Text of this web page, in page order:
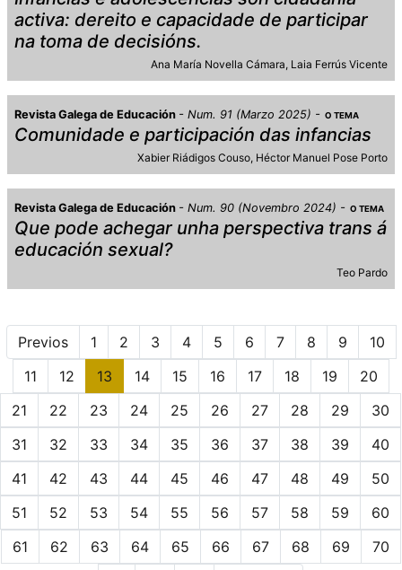
activa: dereito e capacidade de participar
na toma de decisións.
Ana María Novella Cámara Laia Ferrús Vicente
Revista Galega de Educación Num. 91 (Marzo 2025) O TEMA
Comunidade e participación das infancias
Xabier Riádigos Couso Héctor Manuel Pose Porto
Revista Galega de Educación Num. 90 (Novembro 2024) O TEMA
Que pode achegar unha perspectiva trans á
educación sexual?
Teo Pardo
Previos 1 2 3 4 5 6 7 8 9
10
11
12 13 14 15 16 17 18 19
20
21
22 23 24 25 26 27 28 29
30
31
32 33 34 35 36 37 38 39
40
41
42 43 44 45 46 47 48 49
50
51
52 53 54 55 56 57 58 59
60
61
62 63 64 65 66 67 68 69
70